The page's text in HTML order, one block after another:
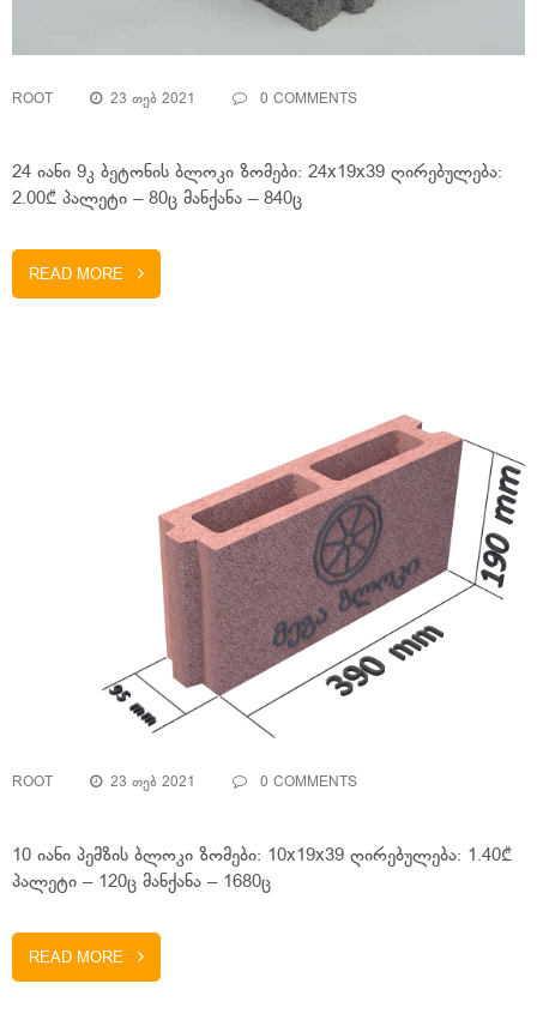
ROOT 23 ᲗᲔᲑ 2021 0 COMMENTS
24 იანი 9კ ბეტონის ბლოკი ზომები: 24x19x39 ღირებულება:
2.00₾ პალეტი – 80ც მანქანა – 840ც
READ MORE
ROOT 23 ᲗᲔᲑ 2021 0 COMMENTS
10 იანი პემზის ბლოკი ზომები: 10x19x39 ღირებულება: 1.40₾
პალეტი – 120ც მანქანა – 1680ც
READ MORE